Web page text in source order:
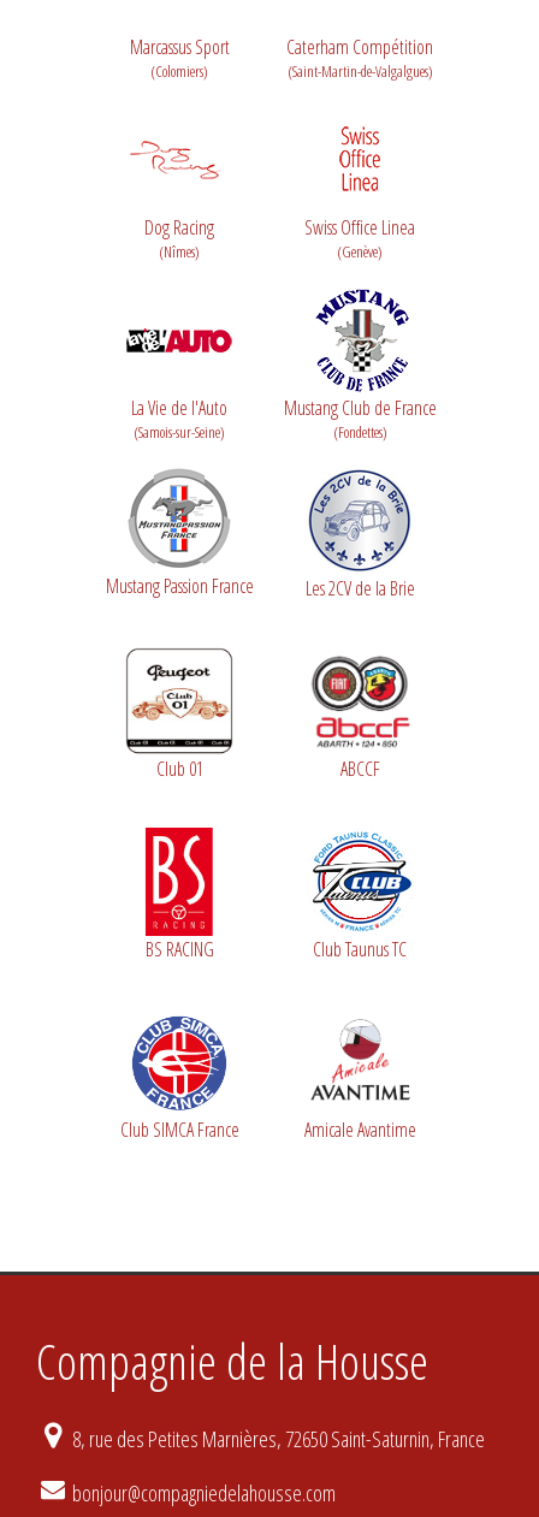
Marcassus Sport
(Colomiers)
Caterham Compétition
(Saint-Martin-de-Valgalgues)
Dog Racing
(Nîmes)
Swiss Office Linea
(Genève)
La Vie de l'Auto
(Samois-sur-Seine)
Mustang Club de France
(Fondettes)
Mustang Passion France Les 2CV de la Brie
Club 01 ABCCF
BS RACING Club Taunus TC
Club SIMCA France Amicale Avantime
Compagnie de la Housse
8, rue des Petites Marnières, 72650 Saint-Saturnin, France
bonjour@compagniedelahousse.com